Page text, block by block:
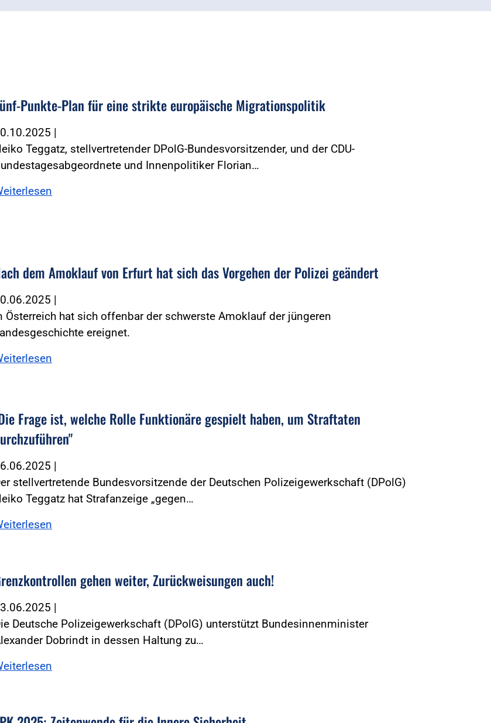
Punkte-Plan für eine strikte europäische Migrationspolitik
|
Teggatz, stellvertretender DPolG-Bundesvorsitzender, und der CDU-
und Innenpolitiker Florian…
dem Amoklauf von Erfurt hat sich das Vorgehen der Polizei geändert
|
Österreich hat sich offenbar der schwerste Amoklauf der jüngeren
ereignet.
Frage ist, welche Rolle Funktionäre gespielt haben, um Straftaten
|
stellvertretende Bundesvorsitzende der Deutschen Polizeigewerkschaft (DPolG)
Teggatz hat Strafanzeige „gegen…
gehen weiter, Zurückweisungen auch!
|
Deutsche Polizeigewerkschaft (DPolG) unterstützt Bundesinnenminister
Dobrindt in dessen Haltung zu…